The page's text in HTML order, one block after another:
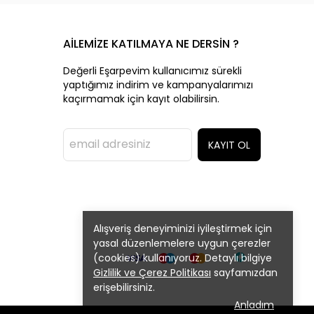
Alışveriş deneyiminizi iyileştirmek için
yasal düzenlemelere uygun çerezler
(cookies) kullanıyoruz. Detaylı bilgiye
Gizlilik ve Çerez Politikası sayfamızdan
erişebilirsiniz.
Anladım
AİLEMİZE KATILMAYA NE DERSİN ?
Değerli Eşarpevim kullanıcımız sürekli
yaptığımız indirim ve kampanyalarımızı
kaçırmamak için kayıt olabilirsin.
KAYIT OL